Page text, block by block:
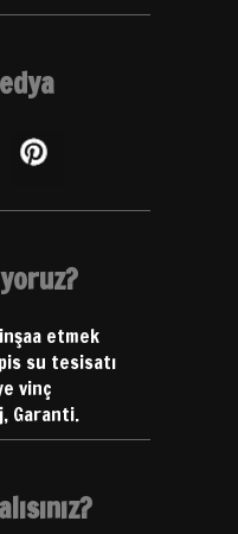
etmek
su tesisatı
vinç
Garanti.